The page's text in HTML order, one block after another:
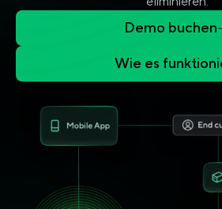
Demo buchen
Wie es